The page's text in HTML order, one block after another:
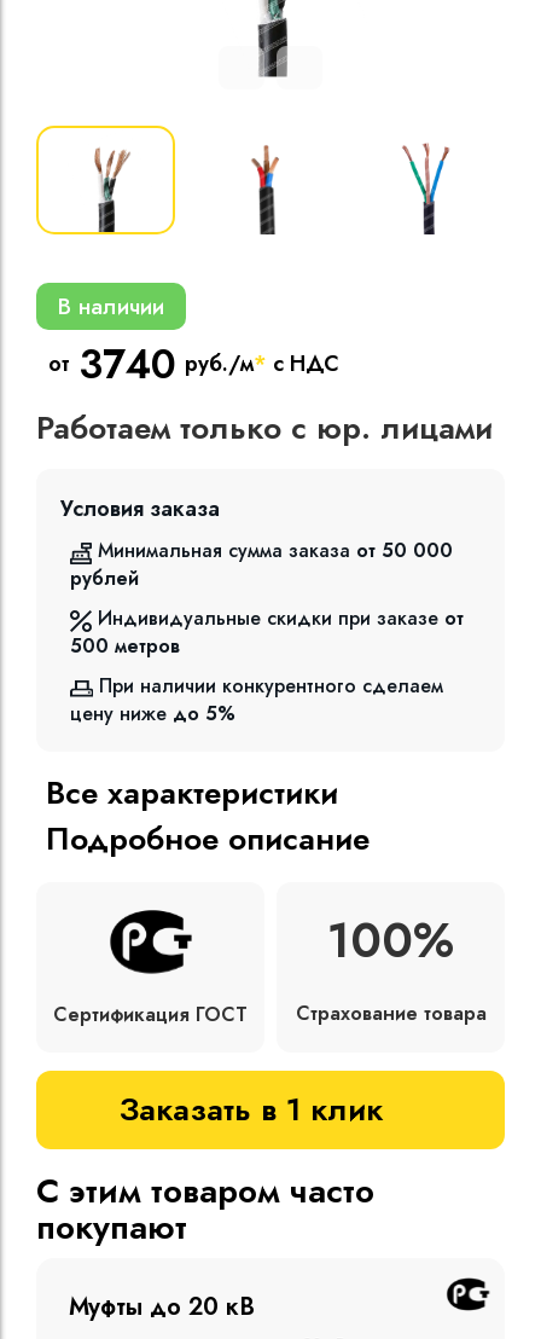
Кабели
изоляцией
В наличии
от 3740 руб./м* с НДС
Работаем только с юр. лицами
Условия заказа
Минимальная сумма заказа от 50 000
рублей
Индивидуальные скидки при заказе от
500 метров
При наличии конкурентного сделаем
цену ниже до 5%
Все характеристики
Подробное описание
Сертификация ГОСТ
100%
Страхование товара
Заказать в 1 клик
С этим товаром часто
покупают
Муфты до 10 кВ